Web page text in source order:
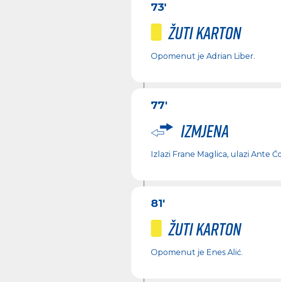
73'
Žuti karton
Opomenut je Adrian Liber.
77'
Izmjena
Izlazi Frane Maglica, ulazi Ante
81'
Žuti karton
Opomenut je Enes Alić.